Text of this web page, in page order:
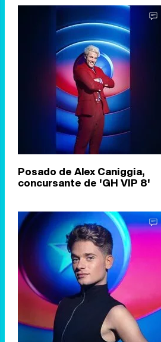
Posado de Alex Caniggia,
concursante de 'GH VIP 8'